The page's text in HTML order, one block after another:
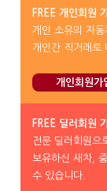
FREE 개인회원
개인 소유의 자
개인간 직거래로
개인회원가
FREE 딜러회원
전문 딜러회원으
보유하신 새차,
수 있습니다.